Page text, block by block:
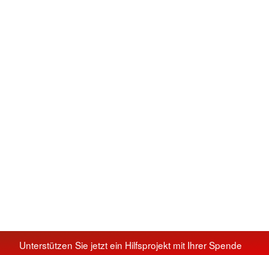
Unterstützen Sie jetzt ein Hilfsprojekt mit Ihrer Spende